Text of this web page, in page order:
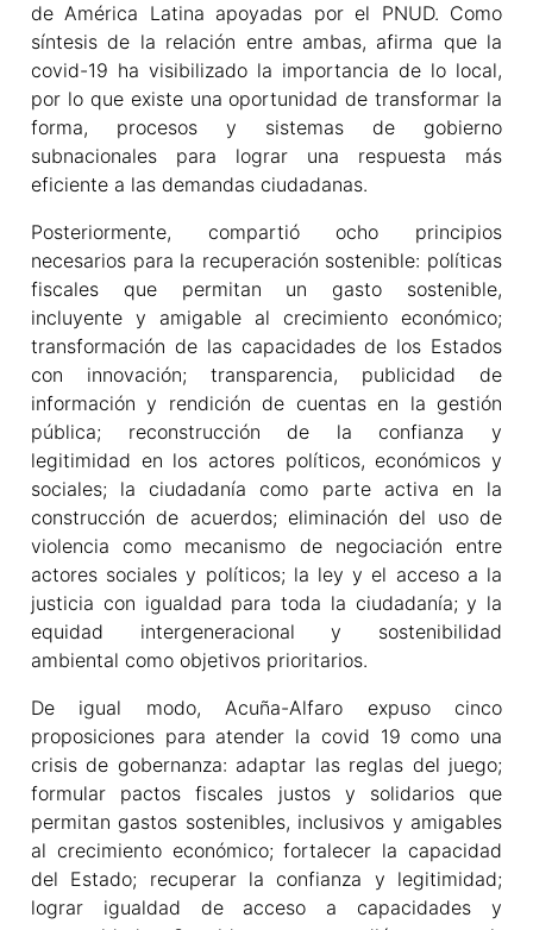
de América Latina apoyadas por el PNUD. Como
síntesis de la relación entre ambas, afirma que la
covid-19 ha visibilizado la importancia de lo local,
por lo que existe una oportunidad de transformar la
forma, procesos y sistemas de gobierno
subnacionales para lograr una respuesta más
eficiente a las demandas ciudadanas.
Posteriormente, compartió ocho principios
necesarios para la recuperación sostenible: políticas
fiscales que permitan un gasto sostenible,
incluyente y amigable al crecimiento económico;
transformación de las capacidades de los Estados
con innovación; transparencia, publicidad de
información y rendición de cuentas en la gestión
pública; reconstrucción de la confianza y
legitimidad en los actores políticos, económicos y
sociales; la ciudadanía como parte activa en la
construcción de acuerdos; eliminación del uso de
violencia como mecanismo de negociación entre
actores sociales y políticos; la ley y el acceso a la
justicia con igualdad para toda la ciudadanía; y la
equidad intergeneracional y sostenibilidad
ambiental como objetivos prioritarios.
De igual modo, Acuña-Alfaro expuso cinco
proposiciones para atender la covid 19 como una
crisis de gobernanza: adaptar las reglas del juego;
formular pactos fiscales justos y solidarios que
permitan gastos sostenibles, inclusivos y amigables
al crecimiento económico; fortalecer la capacidad
del Estado; recuperar la confianza y legitimidad;
lograr igualdad de acceso a capacidades y